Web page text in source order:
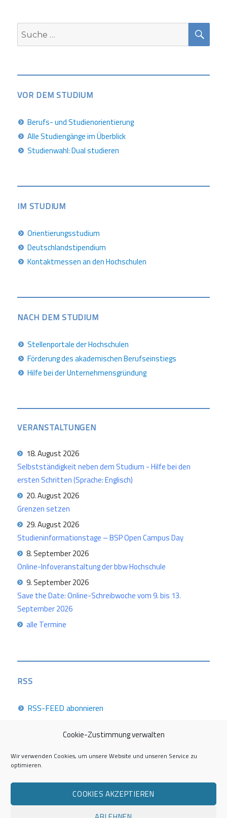
Cookie-Zustimmung verwalten
Wir verwenden Cookies, um unsere Website und unseren Service zu
optimieren.
COOKIES AKZEPTIEREN
Suche
nach:
VOR DEM STUDIUM
Berufs- und Studienorientierung
Alle Studiengänge im Überblick
Studienwahl: Dual studieren
IM STUDIUM
Orientierungsstudium
Deutschlandstipendium
Kontaktmessen an den Hochschulen
NACH DEM STUDIUM
Stellenportale der Hochschulen
Förderung des akademischen Berufseinstiegs
Hilfe bei der Unternehmensgründung
VERANSTALTUNGEN
18. August 2026
Selbstständigkeit neben dem Studium - Hilfe bei den
ersten Schritten (Sprache: Englisch)
20. August 2026
Grenzen setzen
29. August 2026
Studieninformationstage – BSP Open Campus Day
8. September 2026
Online-Infoveranstaltung der bbw Hochschule
9. September 2026
Save the Date: Online-Schreibwoche vom 9. bis 13.
September 2026
alle Termine
RSS
RSS-FEED abonnieren
Career Week 2026
Die Career Center im Überblick
Kontakt zur AG Career Service